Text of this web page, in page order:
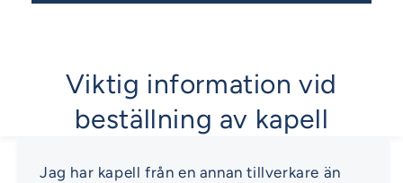
Viktig information vid
beställning av kapell
Jag har kapell från en annan tillverkare än